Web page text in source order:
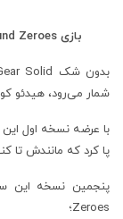
بازی Metal Gear Solid V Ground Zeroes مخصوص XBOX 360
شمار می‌رود، هیدئو
با عرضه نسخه اول این
پا کرد که مانندش
Zeroes؛